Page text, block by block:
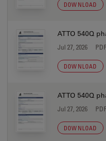
DOWNLOAD
ATTO 540Q
Jul 27, 2026
DOWNLOAD
ATTO 540Q
Jul 27, 2026
DOWNLOAD